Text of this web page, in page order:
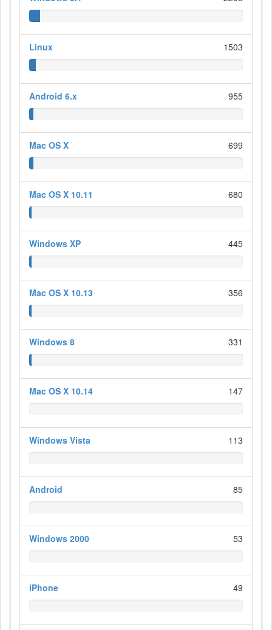
Linux 1503
Android 6.x 955
Mac OS X 699
Mac OS X 10.11 680
Windows XP 445
Mac OS X 10.13 356
Windows 8 331
Mac OS X 10.14 147
Windows Vista 113
Android 85
Windows 2000 53
iPhone 49